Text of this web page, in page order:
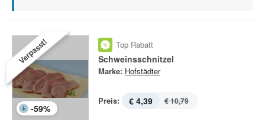
Verpasst!
-59%
Top Rabatt
Schweinsschnitzel
Marke: Hofstädter
Preis: € 4,39 € 10,79